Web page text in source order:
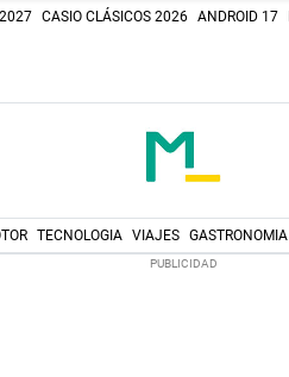
CASIO CLÁSICOS 2026 ANDROID 17
TECNOLOGIA VIAJES GASTRONOMIA